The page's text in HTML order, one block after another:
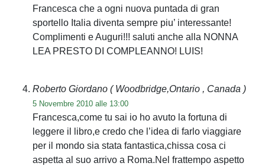
Francesca che a ogni nuova puntada di gran
sportello Italia diventa sempre piu’ interessante!
Complimenti e Auguri!!! saluti anche alla NONNA
LEA PRESTO DI COMPLEANNO! LUIS!
Roberto Giordano ( Woodbridge,Ontario , Canada )
5 Novembre 2010 alle 13:00
Francesca,come tu sai io ho avuto la fortuna di
leggere il libro,e credo che l’idea di farlo viaggiare
per il mondo sia stata fantastica,chissa cosa ci
aspetta al suo arrivo a Roma.Nel frattempo aspetto